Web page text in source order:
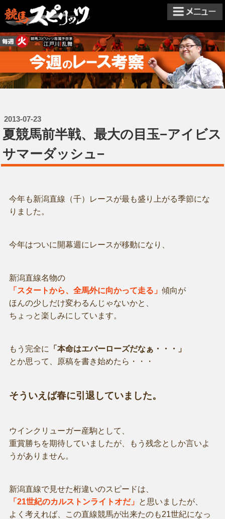
2013-07-23
夏競馬前半戦、最大の目玉−アイビス
サマーダッシュ−
今年も新潟直線（千）レースが最も盛り上がる季節にな
りました。
今年はついに開幕週にレースが移動になり、
新潟直線名物の
「スタートから、全馬外に向かって走る」 傾向が
ほんの少しだけ変わるんじゃないかと、
ちょっと楽しみにしています。
もう完全に
「本命はエバーローズだなぁ・・・」
とか思って、原稿を書き始めたら・・・
そういえば春に引退していました。
ウインクリューガー産駒として、
重賞勝ちを期待していましたが、もう残念としか言いよ
うがありません。
新潟直線で見せた桁違いのスピードは、
「21世紀のカルストンライトオだ」 と思いましたが、
よく考えれば、この直線競馬が出来たのも21世紀になっ